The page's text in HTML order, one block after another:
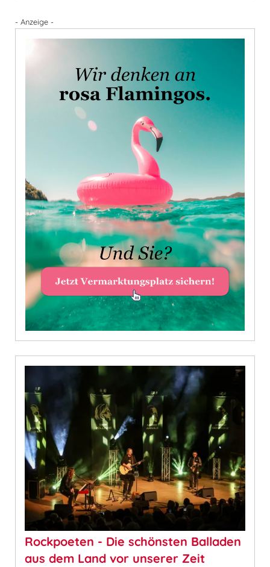
- Anzeige -
Rockpoeten - Die schönsten Balladen
aus dem Land vor unserer Zeit